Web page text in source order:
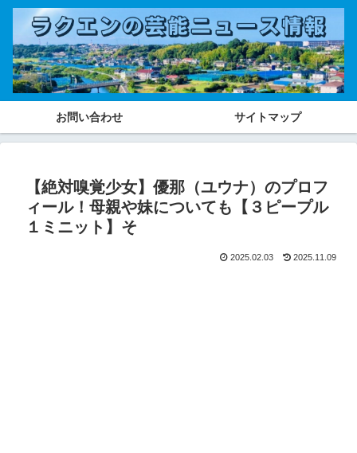
お問い合わせ サイトマップ
【絶対嗅覚少女】優那（ユウナ）のプロフ
ィール！母親や妹についても【３ピープル
１ミニット】そ
2025.02.03 2025.11.09